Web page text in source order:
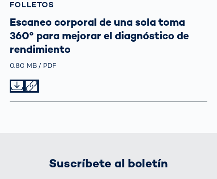
FOLLETOS
Escaneo corporal de una sola toma
360° para mejorar el diagnóstico de
rendimiento
Größe
0.80 MB TypPDF
Suscríbete al boletín